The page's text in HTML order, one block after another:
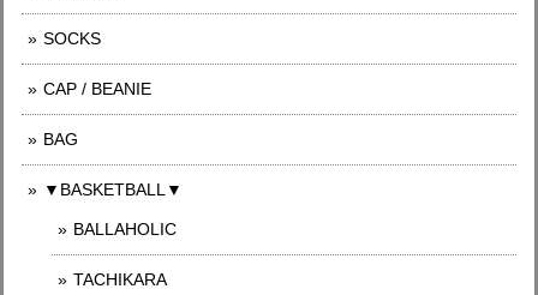
SOCKS
CAP / BEANIE
BAG
▼BASKETBALL▼
BALLAHOLIC
TACHIKARA